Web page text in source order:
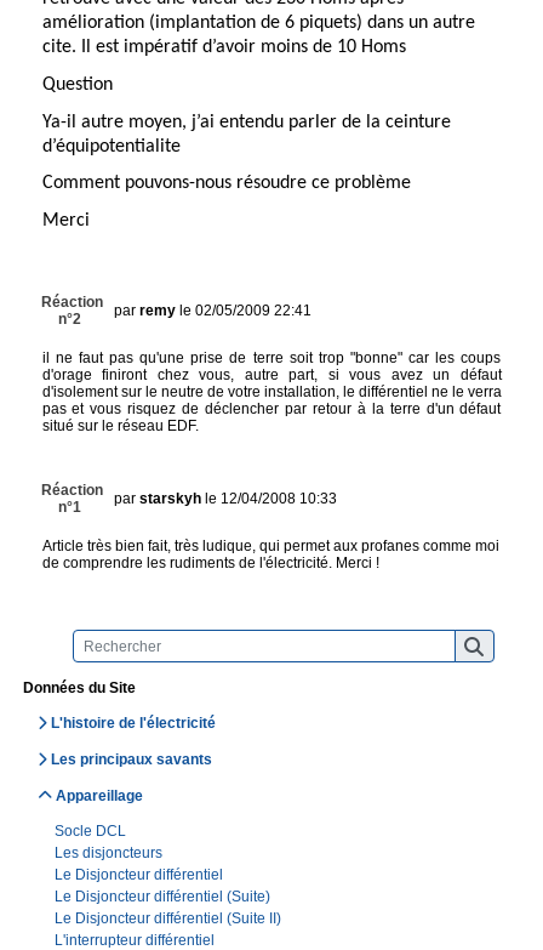
Données du Site
L'histoire de l'électricité
Les principaux savants
Appareillage
Socle DCL
Les disjoncteurs
Le Disjoncteur différentiel
Le Disjoncteur différentiel (Suite)
Le Disjoncteur différentiel (Suite II)
L'interrupteur différentiel
amélioration (implantation de 6 piquets) dans un autre
cite. Il est impératif d’avoir moins de 10 Homs
Question
Ya-il autre moyen, j’ai entendu parler de la ceinture
d’équipotentialite
Comment pouvons-nous résoudre ce problème
Merci
Réaction
n°2
par remyle 02/05/2009 22:41
il ne faut pas qu'une prise de terre soit trop "bonne" car les coups
d'orage finiront chez vous, autre part, si vous avez un défaut
d'isolement sur le neutre de votre installation, le différentiel ne le verra
pas et vous risquez de déclencher par retour à la terre d'un défaut
situé sur le réseau EDF.
Réaction
n°1
par starskyhle 12/04/2008 10:33
Article très bien fait, très ludique, qui permet aux profanes comme moi
de comprendre les rudiments de l'électricité. Merci !